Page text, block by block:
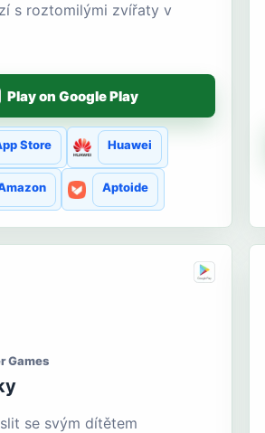
s roztomilými zvířaty v
Play on Google Play
Store Huawei
Aptoide
Games
se svým dítětem